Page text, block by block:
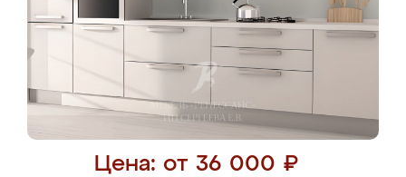
Цена: от 36 000 ₽